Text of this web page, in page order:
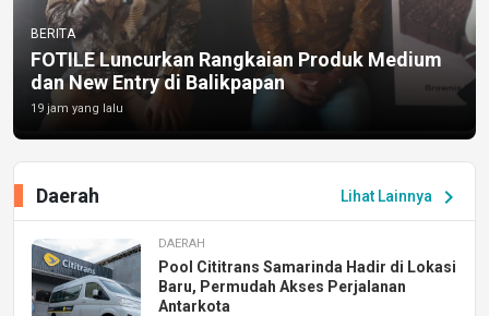
BERITA
FOTILE Luncurkan Rangkaian Produk Medium
dan New Entry di Balikpapan
19 jam yang lalu
Lihat Lainnya chevron_right
Daerah
DAERAH
Pool Cititrans Samarinda Hadir di Lokasi
Baru, Permudah Akses Perjalanan
Antarkota